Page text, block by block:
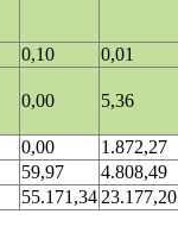
0,10
0,01
0,00 5,36
0,00
1.872,27
59,97
4.808,49
55.171,3423.177,20